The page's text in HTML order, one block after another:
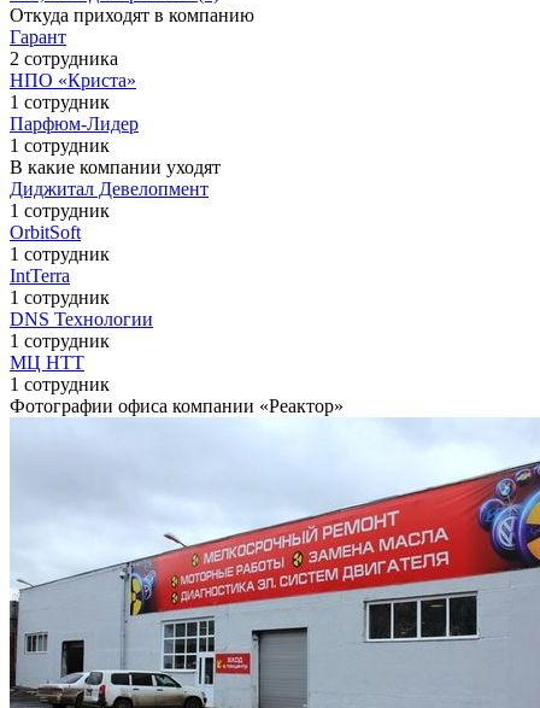
Откуда приходят в компанию
Гарант
2 сотрудника
НПО «Криста»
1 сотрудник
Парфюм-Лидер
1 сотрудник
В какие компании уходят
Диджитал Девелопмент
1 сотрудник
OrbitSoft
1 сотрудник
IntTerra
1 сотрудник
DNS Технологии
1 сотрудник
МЦ НТТ
1 сотрудник
Фотографии офиса компании «Реактор»